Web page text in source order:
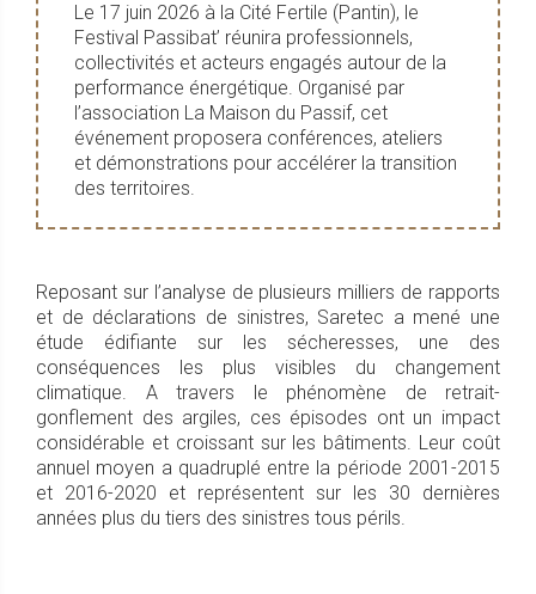
Le 17 juin 2026 à la Cité Fertile (Pantin), le
Festival Passibat’ réunira professionnels,
collectivités et acteurs engagés autour de la
performance énergétique. Organisé par
l’association La Maison du Passif, cet
événement proposera conférences, ateliers
et démonstrations pour accélérer la transition
des territoires.
Reposant sur l’analyse de plusieurs milliers de rapports
et de déclarations de sinistres, Saretec a mené une
étude édifiante sur les sécheresses, une des
conséquences les plus visibles du changement
climatique. A travers le phénomène de retrait-
gonflement des argiles, ces épisodes ont un impact
considérable et croissant sur les bâtiments. Leur coût
annuel moyen a quadruplé entre la période 2001-2015
et 2016-2020 et représentent sur les 30 dernières
années plus du tiers des sinistres tous périls.